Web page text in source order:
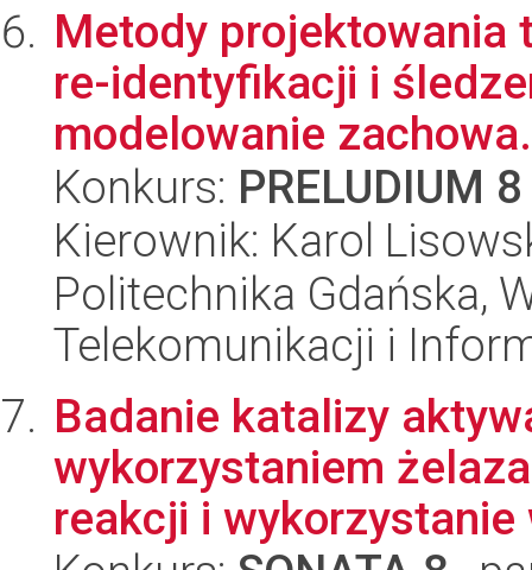
Metody projektowania
re-identyfikacji i
modelowanie
Konkurs: PRELUDIUM 8
Kierownik: Karol
Politechnika Gdańska,
Telekomunikacji i
Badanie katalizy
wykorzystaniem
reakcji i wykorzystanie